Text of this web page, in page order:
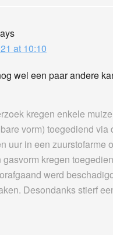
at 10:10
wel een paar andere
kregen enkele
vorm) toegediend
uur in een zuurstofarme
gasvorm kregen
werd
Desondanks stierf